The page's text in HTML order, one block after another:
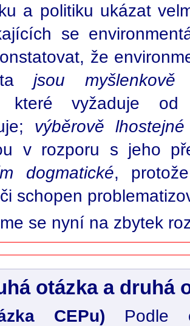
a politiku ukázat
se
že
jsou myšlenkově
které vyžaduje
výběrově
v rozporu s jeho
dogmatické,
schopen
se nyní na zbytek
otázka a druhá
CEPu) Podle